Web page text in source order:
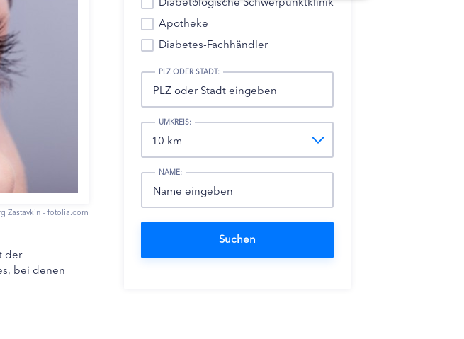
Zastavkin – fotolia.com
der
bei denen
Apotheke
Diabetes-Fachhändler
PLZ ODER STADT:
UMKREIS:
NAME: